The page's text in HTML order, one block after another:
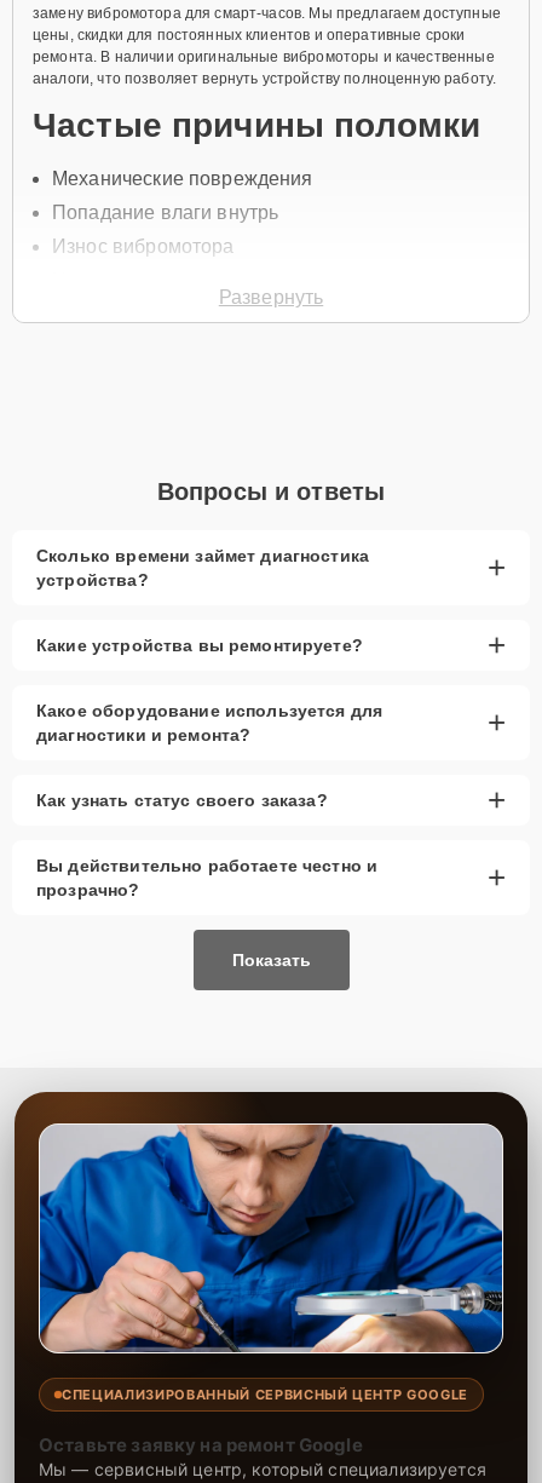
замену вибромотора для смарт-часов. Мы предлагаем доступные
цены, скидки для постоянных клиентов и оперативные сроки
ремонта. В наличии оригинальные вибромоторы и качественные
аналоги, что позволяет вернуть устройству полноценную работу.
Частые причины поломки
Механические повреждения
Попадание влаги внутрь
Износ вибромотора
сервиса
Низкие цены и скидки— доступные
предложения для всех клиентов.
замены вибромотора.
на дом или офис.
Запчасти в наличии— оригинальные
Гарантия качества— предоставляется на все
Сервисный центр выполняет замену вибромотора смарт-часов,
используя проверенные детали, что гарантирует стабильную
Развернуть
Вопросы и ответы
Сколько времени займет диагностика
устройства?
+
Какие устройства вы ремонтируете? +
Какое оборудование используется для
диагностики и ремонта?
+
Как узнать статус своего заказа? +
Вы действительно работаете честно и
прозрачно?
+
Показать
СПЕЦИАЛИЗИРОВАННЫЙ СЕРВИСНЫЙ ЦЕНТР GOOGLE
Оставьте заявку на ремонт Google
Мы — сервисный центр, который специализируется